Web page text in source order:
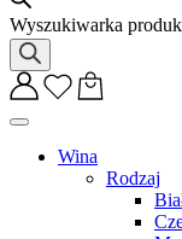
Wyszukiwarka
Wina
Rodzaj